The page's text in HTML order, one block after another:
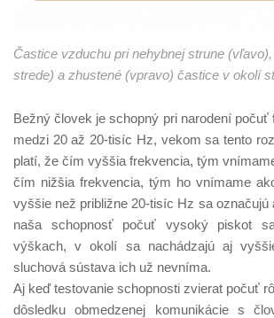
Častice vzduchu pri nehybnej strune
strede) a zhustené (vpravo) častice v okolí
Bežný človek je schopný pri narodení počuť
medzi 20 až 20-tisíc Hz, vekom sa tento
platí, že čím vyššia frekvencia, tým
čím nižšia frekvencia, tým ho vnímame
vyššie než približne 20-tisíc Hz sa označujú
naša schopnosť počuť vysoký piskot
výškach, v okolí sa nachádzajú aj
sluchová sústava ich už nevníma.
Aj keď testovanie schopnosti zvierat počuť
dôsledku obmedzenej komunikácie s